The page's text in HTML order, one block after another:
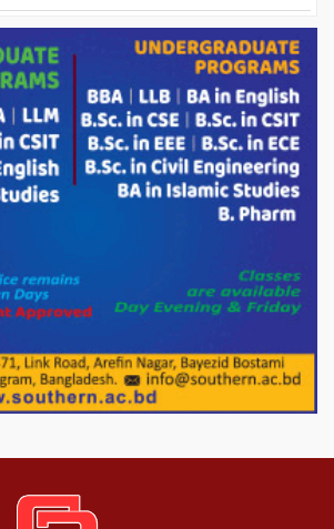
ড্যাবের ৩৭তম প্রতিষ্ঠাবার্ষিকীতে প্রধানমন্ত্রী
তারেক রহমান।
চন্দনাইশের হাশিমপুর ৪ নং ওয়ার্ডে ৫’শতাধিক
হতদরিদ্র পরিবারের মাঝে খাদ্যসামগ্রী বিতরণ
করেন মনজুর মোরশেদ
পরিবেশ রক্ষায় পাটগ্রামে ইহসান ইয়ুথ
মিরপুর-১১ নম্বরে দুর্বৃত্তদের গুলিতে বিএনপি
নেতা গুরুতর আহত
পাটগ্রামে চিকিৎসা সেবায় বীর মুক্তিযোদ্ধা দবির
উদ্দিন ফাউন্ডেশন